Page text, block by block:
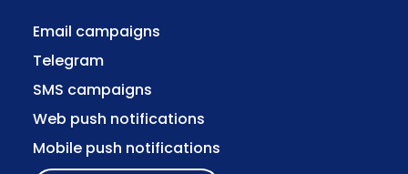
Email campaigns
Telegram
SMS campaigns
Web push notifications
Mobile push notifications